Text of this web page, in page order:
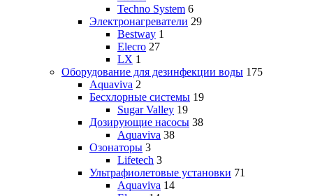
Techno System 6
Электронагреватели 29
Bestway 1
Elecro 27
LX 1
Оборудование для дезинфекции воды 175
Aquaviva 2
Бесхлорные системы 19
Sugar Valley 19
Дозирующие насосы 38
Aquaviva 38
Озонаторы 3
Lifetech 3
Ультрафиолетовые установки 71
Aquaviva 14